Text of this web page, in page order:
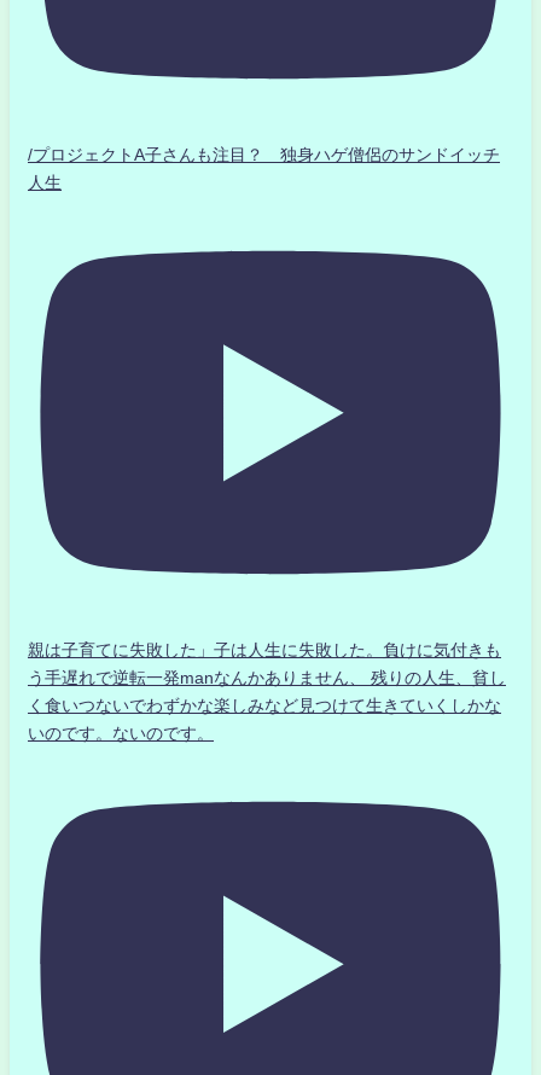
/プロジェクトA子さんも注目？ 独身ハゲ僧侶のサンドイッチ
人生
親は子育てに失敗した」子は人生に失敗した。負けに気付きも
う手遅れで逆転一発manなんかありません、 残りの人生、貧し
く食いつないでわずかな楽しみなど見つけて生きていくしかな
いのです。ないのです。